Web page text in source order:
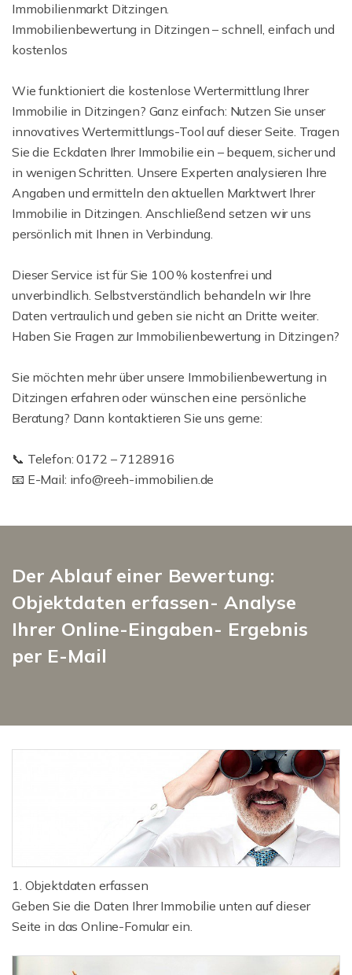
Immobilienmarkt Ditzingen.
Immobilienbewertung in Ditzingen – schnell, einfach und
kostenlos
Wie funktioniert die kostenlose Wertermittlung Ihrer
Immobilie in Ditzingen? Ganz einfach: Nutzen Sie unser
innovatives Wertermittlungs-Tool auf dieser Seite. Tragen
Sie die Eckdaten Ihrer Immobilie ein – bequem, sicher und
in wenigen Schritten. Unsere Experten analysieren Ihre
Angaben und ermitteln den aktuellen Marktwert Ihrer
Immobilie in Ditzingen. Anschließend setzen wir uns
persönlich mit Ihnen in Verbindung.
Dieser Service ist für Sie 100 % kostenfrei und
unverbindlich. Selbstverständlich behandeln wir Ihre
Daten vertraulich und geben sie nicht an Dritte weiter.
Haben Sie Fragen zur Immobilienbewertung in Ditzingen?
Sie möchten mehr über unsere Immobilienbewertung in
Ditzingen erfahren oder wünschen eine persönliche
Beratung? Dann kontaktieren Sie uns gerne:
📞 Telefon: 0172 – 7128916
📧 E-Mail: info@reeh-immobilien.de
Der Ablauf einer Bewertung:
Objektdaten erfassen- Analyse
Ihrer Online-Eingaben- Ergebnis
per E-Mail
1. Objektdaten erfassen
Geben Sie die Daten Ihrer Immobilie unten auf dieser
Seite in das Online-Fomular ein.